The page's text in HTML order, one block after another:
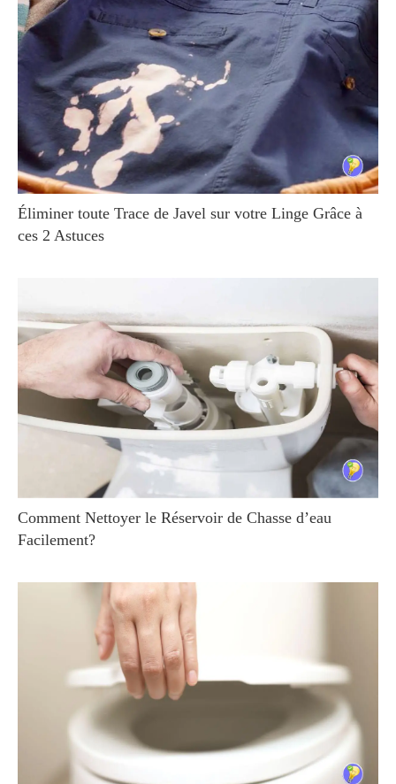
Éliminer toute Trace de Javel sur votre Linge Grâce à
ces 2 Astuces
Comment Nettoyer le Réservoir de Chasse d’eau
Facilement?